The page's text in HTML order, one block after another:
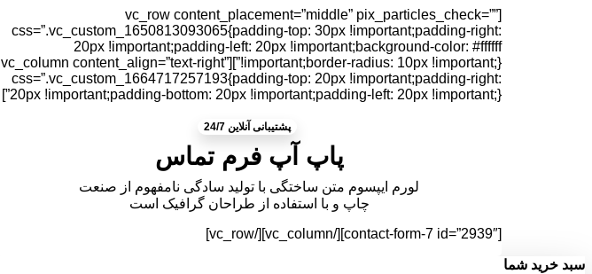
[vc_row content_placement=”middle” pix_particles_check=””
css=”.vc_custom_1650813093065{padding-top: 30px !important;padding-right:
20px !important;padding-left: 20px !important;background-color: #ffffff
!important;border-radius: 10px !important;}”][vc_column content_align=”text-right”
css=”.vc_custom_1664717257193{padding-top: 20px !important;padding-right:
20px !important;padding-bottom: 20px !important;padding-left: 20px !important;}”]
پشتیبانی آنلاین 24/7
پاپ آپ فرم تماس
لورم ایپسوم متن ساختگی با تولید سادگی نامفهوم از صنعت
چاپ و با استفاده از طراحان گرافیک است
[contact-form-7 id=”2939″][/vc_column][/vc_row]
سبد خرید شما